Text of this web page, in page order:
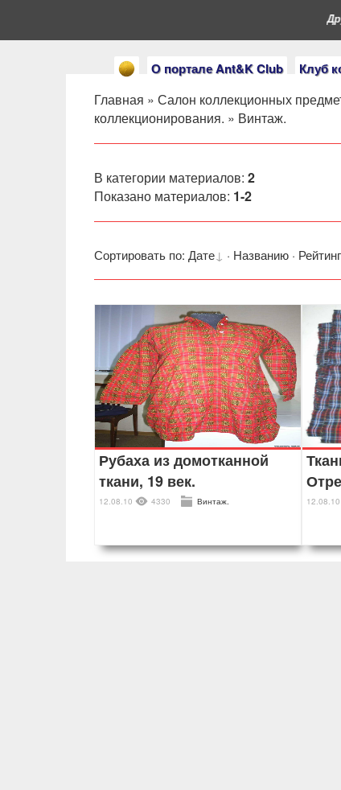
О портале Ant&K Club Клуб
Главная » Салон коллекционных
коллекционирования. » Винтаж.
В категории материалов: 2
Показано материалов: 1-2
Сортировать по: Дате · Названию ·
Рубаха из домотканной
ткани, 19 век.
12.08.10 4330 Винтаж. 12.08.10